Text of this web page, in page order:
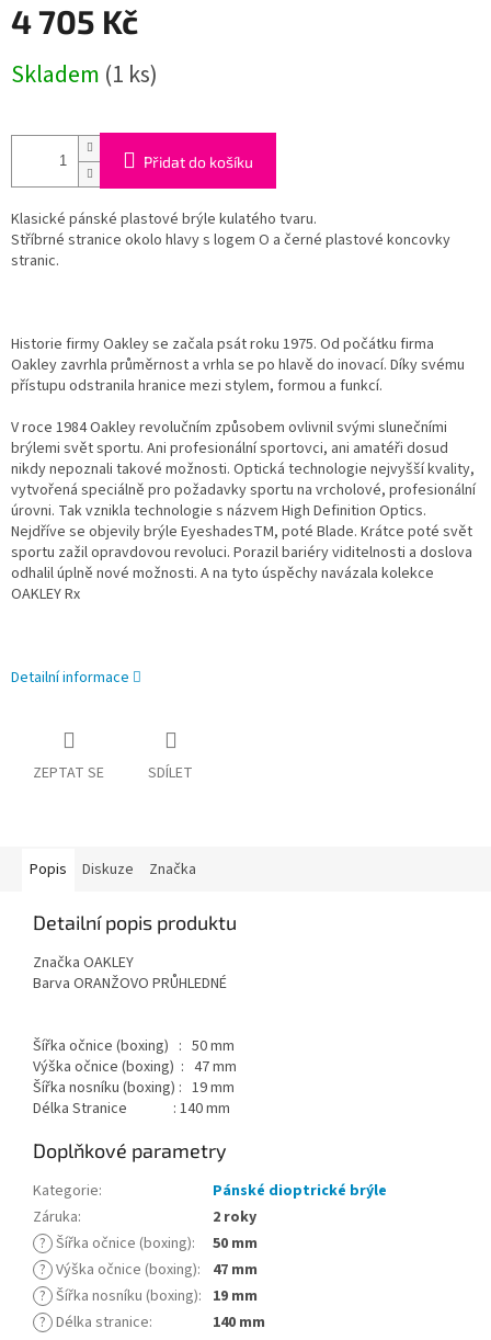
4 705 Kč
cena:
Skladem (1 ks)
Přidat do košíku
Klasické pánské plastové brýle kulatého tvaru.
Stříbrné stranice okolo hlavy s logem O a černé plastové koncovky
stranic.
Historie firmy Oakley se začala psát roku 1975. Od počátku firma
Oakley zavrhla průměrnost a vrhla se po hlavě do inovací. Díky svému
přístupu odstranila hranice mezi stylem, formou a funkcí.
V roce 1984 Oakley revolučním způsobem ovlivnil svými slunečními
brýlemi svět sportu. Ani profesionální sportovci, ani amatéři dosud
nikdy nepoznali takové možnosti. Optická technologie nejvyšší kvality,
vytvořená speciálně pro požadavky sportu na vrcholové, profesionální
úrovni. Tak vznikla technologie s názvem High Definition Optics.
Nejdříve se objevily brýle EyeshadesTM, poté Blade. Krátce poté svět
sportu zažil opravdovou revoluci. Porazil bariéry viditelnosti a doslova
odhalil úplně nové možnosti. A na tyto úspěchy navázala kolekce
OAKLEY Rx
Detailní informace
ZEPTAT SE SDÍLET
Popis Diskuze Značka
Detailní popis produktu
Značka OAKLEY
Barva ORANŽOVO PRŮHLEDNÉ
Šířka očnice (boxing) : 50 mm
Výška očnice (boxing) : 47 mm
Šířka nosníku (boxing) : 19 mm
Délka Stranice : 140 mm
Doplňkové parametry
Kategorie:
Pánské dioptrické brýle
Záruka:
2 roky
? Šířka očnice (boxing):
50 mm
? Výška očnice (boxing):
47 mm
? Šířka nosníku (boxing): 19 mm
? Délka stranice: 140 mm